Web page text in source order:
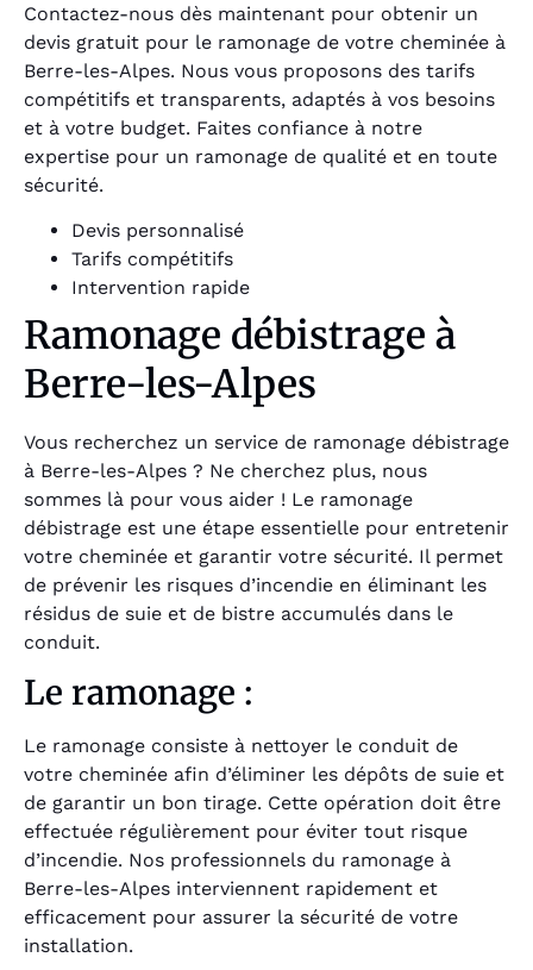
Contactez-nous dès maintenant pour obtenir un
devis gratuit pour le ramonage de votre cheminée à
Berre-les-Alpes. Nous vous proposons des tarifs
compétitifs et transparents, adaptés à vos besoins
et à votre budget. Faites confiance à notre
expertise pour un ramonage de qualité et en toute
sécurité.
Devis personnalisé
Tarifs compétitifs
Intervention rapide
Ramonage débistrage à
Berre-les-Alpes
Vous recherchez un service de ramonage débistrage
à Berre-les-Alpes ? Ne cherchez plus, nous
sommes là pour vous aider ! Le ramonage
débistrage est une étape essentielle pour entretenir
votre cheminée et garantir votre sécurité. Il permet
de prévenir les risques d’incendie en éliminant les
résidus de suie et de bistre accumulés dans le
conduit.
Le ramonage :
Le ramonage consiste à nettoyer le conduit de
votre cheminée afin d’éliminer les dépôts de suie et
de garantir un bon tirage. Cette opération doit être
effectuée régulièrement pour éviter tout risque
d’incendie. Nos professionnels du ramonage à
Berre-les-Alpes interviennent rapidement et
efficacement pour assurer la sécurité de votre
installation.